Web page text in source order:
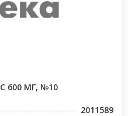
600 МГ, №10
2011589